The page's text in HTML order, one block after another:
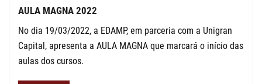
AULA MAGNA 2022
No dia 19/03/2022, a EDAMP, em parceria com a Unigran
Capital, apresenta a AULA MAGNA que marcará o início das
aulas dos cursos.